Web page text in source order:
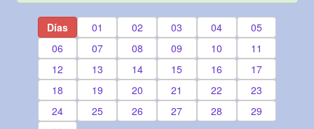
Días 01 02 03 04
05
06
07 08 09 10
11
12
13 14 15 16
17
18
19 20 21 22
23
24
25 26 27 28
29